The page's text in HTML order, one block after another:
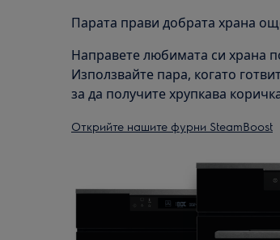
Парата прави добрата храна
Направете любимата си храна
Използвайте пара, когато
за да получите хрупкава
Открийте нашите фурни SteamBoost